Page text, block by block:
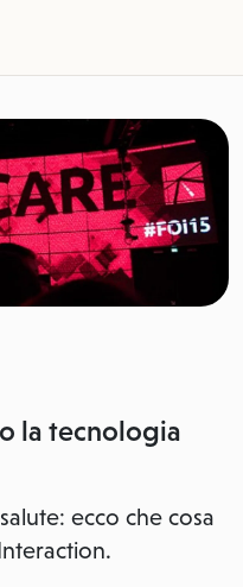
la tecnologia
ecco che cosa